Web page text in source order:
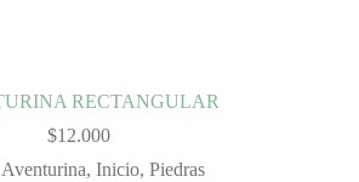
RECTANGULAR
$12.000
Aventurina,Inicio,Piedras